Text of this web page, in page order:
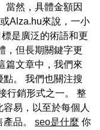
當然，具體金額因
Alza.hu來說，一小
是廣泛的術語和更
，但長期關鍵字更
篇文章中，我們來
。 我們也關注搜
行銷形式之一。 整
易，以至於每個人
品。 seo是什麼 你